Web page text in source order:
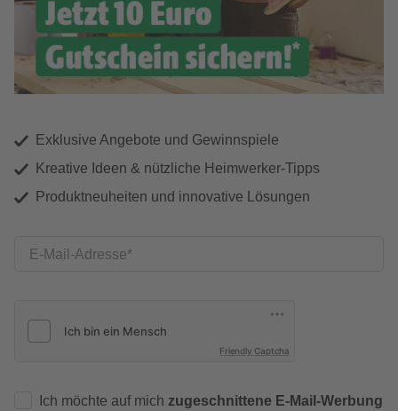
Exklusive Angebote und Gewinnspiele
Kreative Ideen & nützliche Heimwerker-Tipps
Produktneuheiten und innovative Lösungen
E-Mail-Adresse
Friendly Captcha
Ich möchte auf mich zugeschnittene E-Mail-Werbung